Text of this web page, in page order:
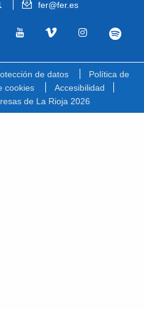
fer@fer.es
de datos
Política de
cookies
Accesibilidad
de La Rioja 2026